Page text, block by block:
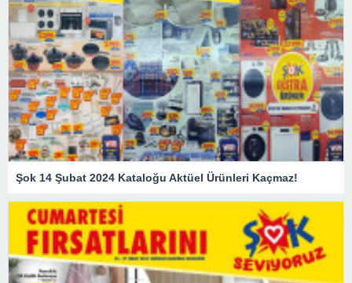
Şok 14 Şubat 2024 Kataloğu Aktüel Ürünleri Kaçmaz!